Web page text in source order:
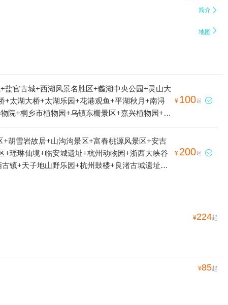
简介 
地图 
盐官古城+西湖风景名胜区+蠡湖中央公园+灵山大
太湖大桥+太湖乐园+花港观鱼+平湖秋月+南浔
院+桐乡市植物园+乌镇东栅景区+嘉兴植物园+萧
锡影都华莱坞+湖州3D艺术节+西溪草堂+无锡陶
无锡）+三国城三江口太湖水上乐园+乌镇华庄
+无锡古运河游船+西塘村+南浔古镇冰雪世界+新
锡热雪奇迹+无锡融创乐园+无锡融创水世界+西
探险漂流+乌镇游船+龙之梦太湖演艺城(原太湖
(中央电视台无锡影视基地)+湖州钮氏状元厅
+飞来峰造像+无锡锡惠公园+龙之梦全息儿童
¥ 100起 
胡雪岩故居+山沟沟景区+富春桃源风景区+安吉
瑶琳仙境+临安城遗址+杭州动物园+浙西大峡谷
镇+天子地山野乐园+杭州鼓楼+良渚古城遗址公
CS基地+临安圆正宾馆笋宴自助餐+临安大明山
西溪湿地）+临安水源水上乐园+杭州图书馆
天下景+杭州湘湖游船+灵隐寺+宝石山造像+临
庙+杭州西溪海狮主题乐园+严州古城景区+杭州
古城遗址水利系统老虎岭遗址+西溪艺得美术馆
+浙江省非物质文化遗产馆+钱王陵园+飞来峰造
¥ 200起 
¥224起
¥85起